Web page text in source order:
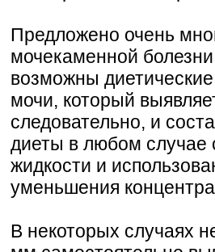
Предложено очень
мочекаменной
возможны
мочи, который
следовательно, и
диеты в любом случае
жидкости и
уменьшения
В некоторых случаях